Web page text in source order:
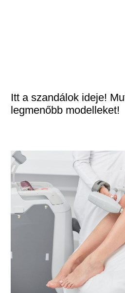
Itt a szandálok ideje!
legmenőbb modelleket!